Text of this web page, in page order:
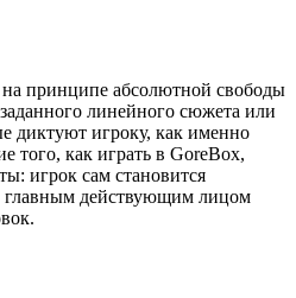
на принципе абсолютной свободы
линейного сюжета или
диктуют игроку, как именно
того, как играть в GoreBox,
игрок сам становится
главным действующим лицом